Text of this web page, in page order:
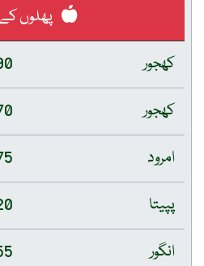
پھلوں
کھجور
کھجور
امرود
پپیتا
انگور